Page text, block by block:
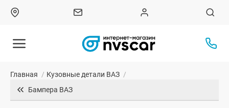
Главная / Кузовные детали ВАЗ /
Бампера ВАЗ